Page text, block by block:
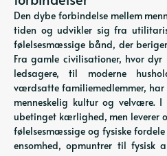
Den dybe forbindelse mellem
tiden og udvikler sig fra
følelsesmæssige bånd, der
Fra gamle civilisationer, hvor
ledsagere, til moderne
værdsatte familiemedlemmer,
menneskelig kultur og velvære.
ubetinget kærlighed, men leverer
følelsesmæssige og fysiske
ensomhed, opmuntrer til